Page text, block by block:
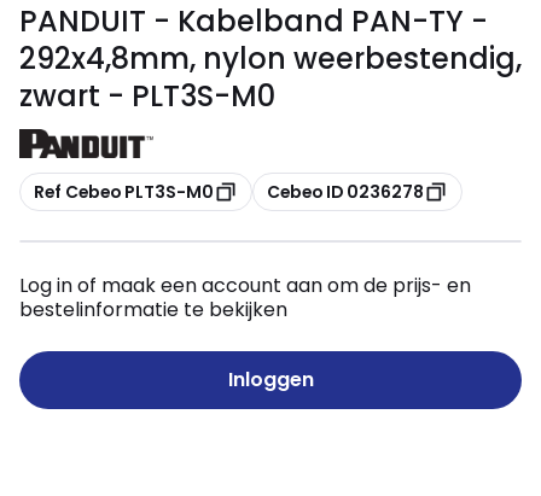
PANDUIT - Kabelband PAN-TY -
292x4,8mm, nylon weerbestendig,
zwart - PLT3S-M0
Kopiëren
Ref Cebeo PLT3S-M0 Kopiëren
Cebeo ID 0236278
Log in of maak een account aan om de prijs- en
bestelinformatie te bekijken
Inloggen